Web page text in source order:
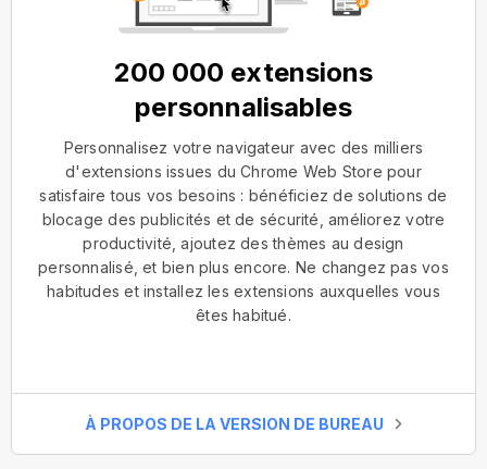
200 000 extensions
personnalisables
Personnalisez votre navigateur avec des milliers
d'extensions issues du Chrome Web Store pour
satisfaire tous vos besoins : bénéficiez de solutions de
blocage des publicités et de sécurité, améliorez votre
productivité, ajoutez des thèmes au design
personnalisé, et bien plus encore. Ne changez pas vos
habitudes et installez les extensions auxquelles vous
êtes habitué.
À PROPOS DE LA VERSION DE BUREAU